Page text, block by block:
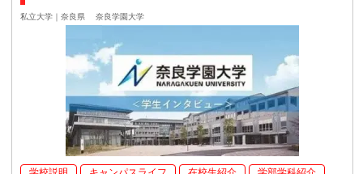
私立大学｜奈良県 奈良学園大学